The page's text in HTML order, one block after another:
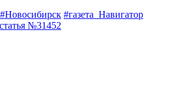
#Новосибирск #газета_Навигатор
№31452